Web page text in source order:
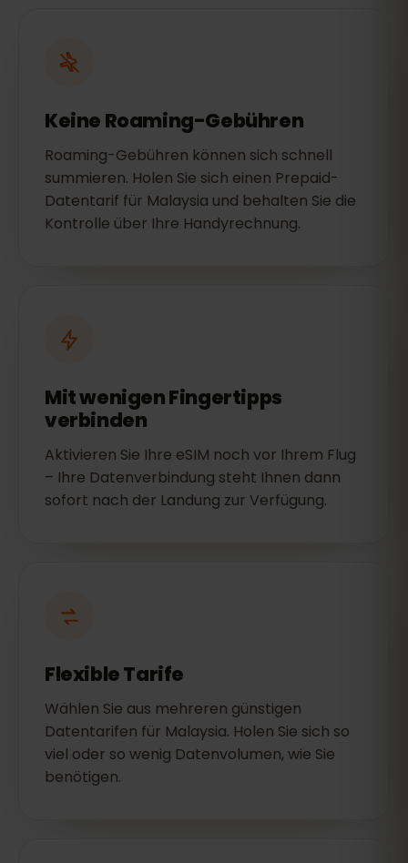
Keine Roaming-Gebühren
Roaming-Gebühren können sich schnell
summieren. Holen Sie sich einen Prepaid-
Datentarif für Malaysia und behalten Sie die
Kontrolle über Ihre Handyrechnung.
Mit wenigen Fingertipps
verbinden
Aktivieren Sie Ihre eSIM noch vor Ihrem Flug
– Ihre Datenverbindung steht Ihnen dann
sofort nach der Landung zur Verfügung.
Flexible Tarife
Wählen Sie aus mehreren günstigen
Datentarifen für Malaysia. Holen Sie sich so
viel oder so wenig Datenvolumen, wie Sie
benötigen.